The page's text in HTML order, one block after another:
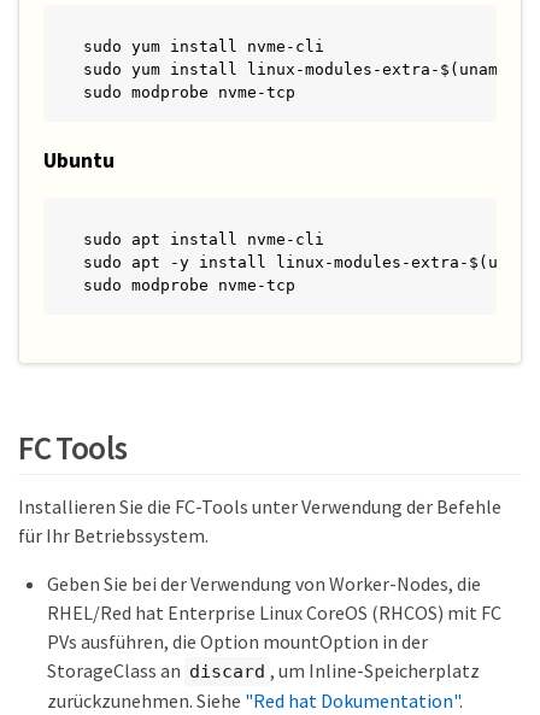
sudo yum install nvme-cli
sudo yum install linux-modules-extra-$(uname -
sudo modprobe nvme-tcp
Ubuntu
sudo apt install nvme-cli
sudo apt -y install linux-modules-extra-
sudo modprobe nvme-tcp
FC Tools
Installieren Sie die FC-Tools unter Verwendung der Befehle
für Ihr Betriebssystem.
Geben Sie bei der Verwendung von Worker-Nodes, die
RHEL/Red hat Enterprise Linux CoreOS (RHCOS) mit FC
PVs ausführen, die Option mountOption in der
StorageClass an discard , um Inline-Speicherplatz
zurückzunehmen. Siehe "Red hat Dokumentation".